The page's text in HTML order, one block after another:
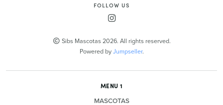
FOLLOW US
Sibs Mascotas 2026. All rights reserved.
Powered byJumpseller.
MENU 1
MASCOTAS